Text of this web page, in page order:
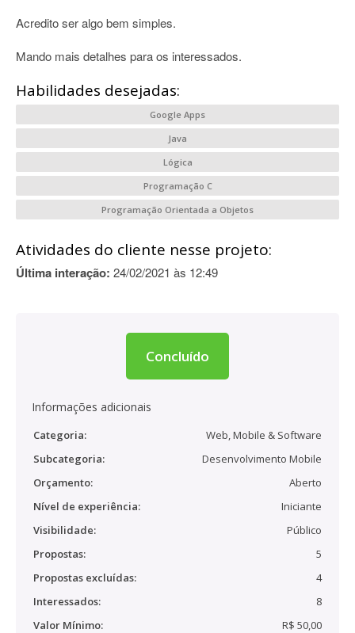
Acredito ser algo bem simples.
Mando mais detalhes para os interessados.
Habilidades desejadas:
Google Apps
Java
Lógica
Programação C
Programação Orientada a Objetos
Atividades do cliente nesse projeto:
Última interação: 24/02/2021 às 12:49
Concluído
Informações adicionais
Categoria:
Web, Mobile & Software
Subcategoria:
Desenvolvimento Mobile
Orçamento:
Aberto
Nível de experiência:
Iniciante
Visibilidade:
Público
Propostas:
5
Propostas excluídas:
4
Interessados:
8
Valor Mínimo:
R$ 50,00